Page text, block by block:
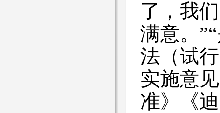
了，我
满意。
法（试
实施意
准》《